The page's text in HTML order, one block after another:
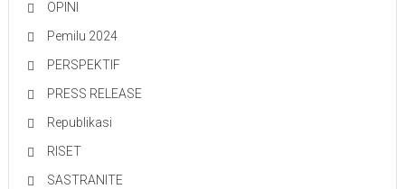
OPINI
Pemilu 2024
PERSPEKTIF
PRESS RELEASE
Republikasi
RISET
SASTRANITE